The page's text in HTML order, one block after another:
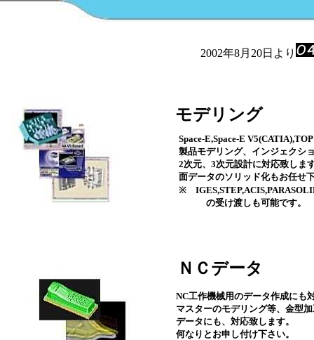
2002年8月20日より
モデリング
ＮＣデータ
Space-E,Space-E
製品モデリング、インジェクシ
2次元、3次元設計に対応致しま
面データのソリッド化もお任せ
※
の受け渡しも可能です。
NC工作機械用のデータ作成にも
マスターのモデリング等、金型
データにも、対応致します。
何なりとお申し付け下さい。